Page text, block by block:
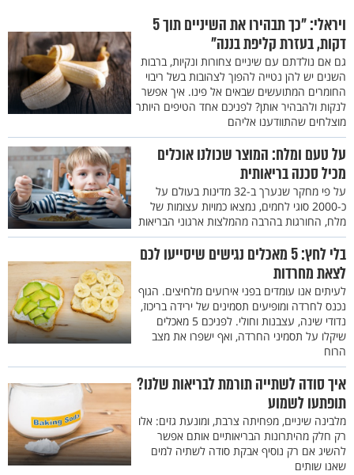
ויראלי: "כך תבהירו את השיניים תוך 5
דקות, בעזרת קליפת בננה"
גם אם נולדתם עם שיניים צחורות ונקיות, ברבות
השנים יש להן נטייה להפוך לצהובות בשל ריבוי
החומרים המתועשים שבאים אל פינו. איך אפשר
לנקות ולהבהיר אותן? לפניכם אחד הטיפים היותר
מוצלחים שהתוודענו אליהם
על טעם ומלח: המוצר שכולנו אוכלים
מכיל סכנה בריאותית
על פי מחקר שנערך ב-32 מדינות בעולם על
כ-2000 סוגי לחמים, נמצאו כמויות עצומות של
מלח, החורגות בהרבה מהמלצות ארגוני הבריאות
בלי לחץ: 5 מאכלים נגישים שיסייעו לכם
לצאת מחרדות
לעיתים אנו עומדים בפני אירועים מלחיצים. הגוף
נכנס לחרדה ומופיעים תסמינים של ירידה בריכוז,
נדודי שינה, עצבנות וחולי. לפניכם 5 מאכלים
שיקלו על תסמיני החרדה, ואף ישפרו את מצב
הרוח
איך סודה לשתייה תורמת לבריאות שלנו?
תופתעו לשמוע
מלבינה שיניים, מפחיתה צרבת, ומונעת גזים: אלו
רק חלק מהיתרונות הבריאותיים אותם אפשר
להשיג אם רק נוסיף אבקת סודה לשתיה למים
שאנו שותים